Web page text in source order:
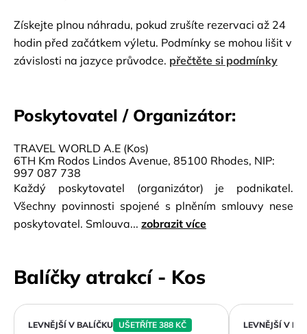
Získejte plnou náhradu, pokud zrušíte rezervaci až 24
hodin před začátkem výletu. Podmínky se mohou lišit v
závislosti na jazyce průvodce. přečtěte si podmínky
Poskytovatel / Organizátor:
TRAVEL WORLD A.E (Kos)
6TH Km Rodos Lindos Avenue, 85100 Rhodes, NIP:
997 087 738
Každý poskytovatel (organizátor) je podnikatel.
Všechny povinnosti spojené s plněním smlouvy nese
poskytovatel. Smlouva... zobrazit více
Balíčky atrakcí - Kos
LEVNĚJŠÍ V BALÍČKU UŠETŘÍTE 388 KČ LEVNĚJŠÍ V